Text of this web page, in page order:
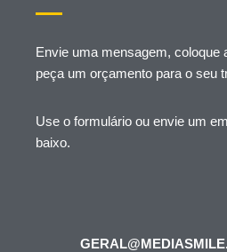
Envie uma mensagem, coloque
peça um orçamento para o seu
Use o formulário ou envie um
baixo.